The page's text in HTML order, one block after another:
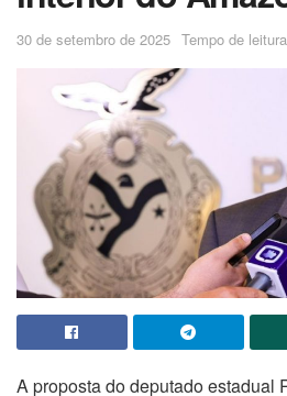
30 de setembro de 2025 Tempo de
A proposta do deputado estadual